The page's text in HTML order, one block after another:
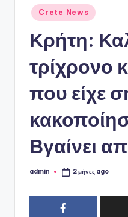
Αναρτήθηκε
σε
Crete News
Κρήτη:
τρίχρονο
που είχε
Βγαίνει
Συγγραφέας:
admin 2 μήνες ago